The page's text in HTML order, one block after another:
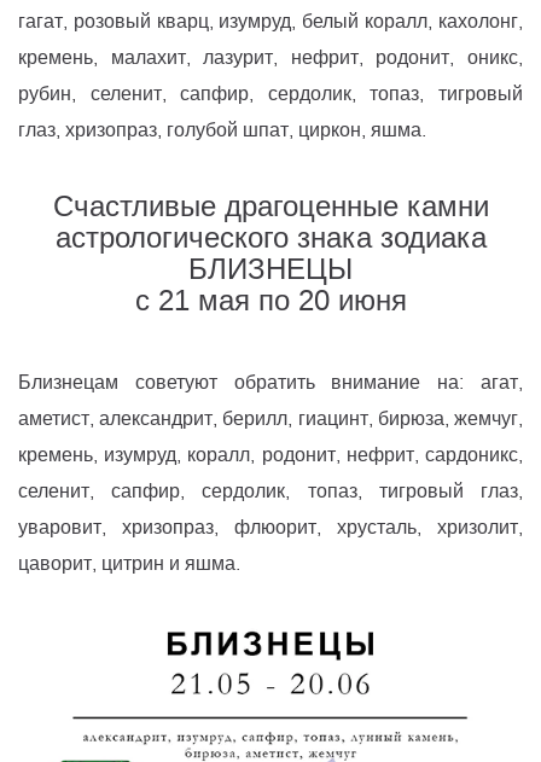
гагат, розовый кварц, изумруд, белый коралл, кахолонг,
кремень, малахит, лазурит, нефрит, родонит, оникс,
рубин, селенит, сапфир, сердолик, топаз, тигровый
глаз, хризопраз, голубой шпат, циркон, яшма.
Счастливые драгоценные камни
астрологического знака зодиака
БЛИЗНЕЦЫ
с 21 мая по 20 июня
Близнецам советуют обратить внимание на: агат,
аметист, александрит, берилл, гиацинт, бирюза, жемчуг,
кремень, изумруд, коралл, родонит, нефрит, сардоникс,
селенит, сапфир, сердолик, топаз, тигровый глаз,
уваровит, хризопраз, флюорит, хрусталь, хризолит,
цаворит, цитрин и яшма.